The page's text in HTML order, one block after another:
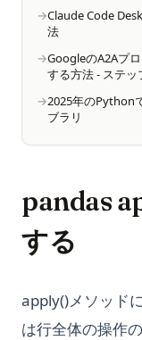
Claude Code
法
GoogleのA2Aプ
する方法 - ステ
2025年のPython
ブラリ
pandas
する
apply()メソッド
は行全体の操作